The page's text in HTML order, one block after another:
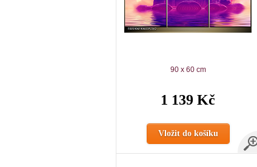
90 x 60 cm
1 139 Kč
Vložit do košíku